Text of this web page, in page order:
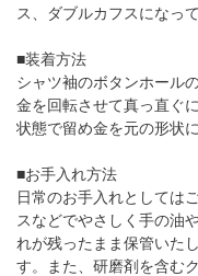
ス、ダブルカフスになっ
■装着方法
シャツ袖のボタンホール
金を回転させて真っ直ぐ
状態で留め金を元の形状
■お手入れ方法
日常のお手入れとしては
スなどでやさしく手の油
れが残ったまま保管いた
す。また、研磨剤を含む